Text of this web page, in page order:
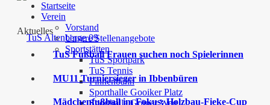
Startseite
Verein
Vorstand
Unsere Stellenangebote
Sportstätten
TuS Sportpark
TuS Tennis
Finnenbahn
Sporthalle Gooiker Platz
Sporthalle Grüner Weg
Aktuelles
TuS Fußball Frauen suchen noch Spielerinnen
MU11 Turniersieger in Ibbenbüren
Mädchenfußball im Fokus: Holzbau-Fieke-Cup